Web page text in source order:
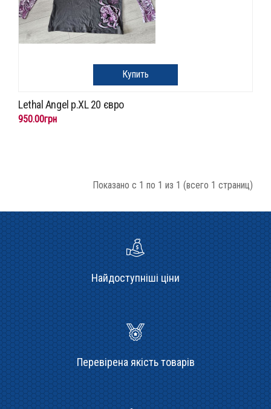
Купить
Lethal Angel p.XL 20 євро
950.00грн
Показано с 1 по 1 из 1 (всего 1 страниц)
Найдоступніші ціни
Перевірена якість товарів